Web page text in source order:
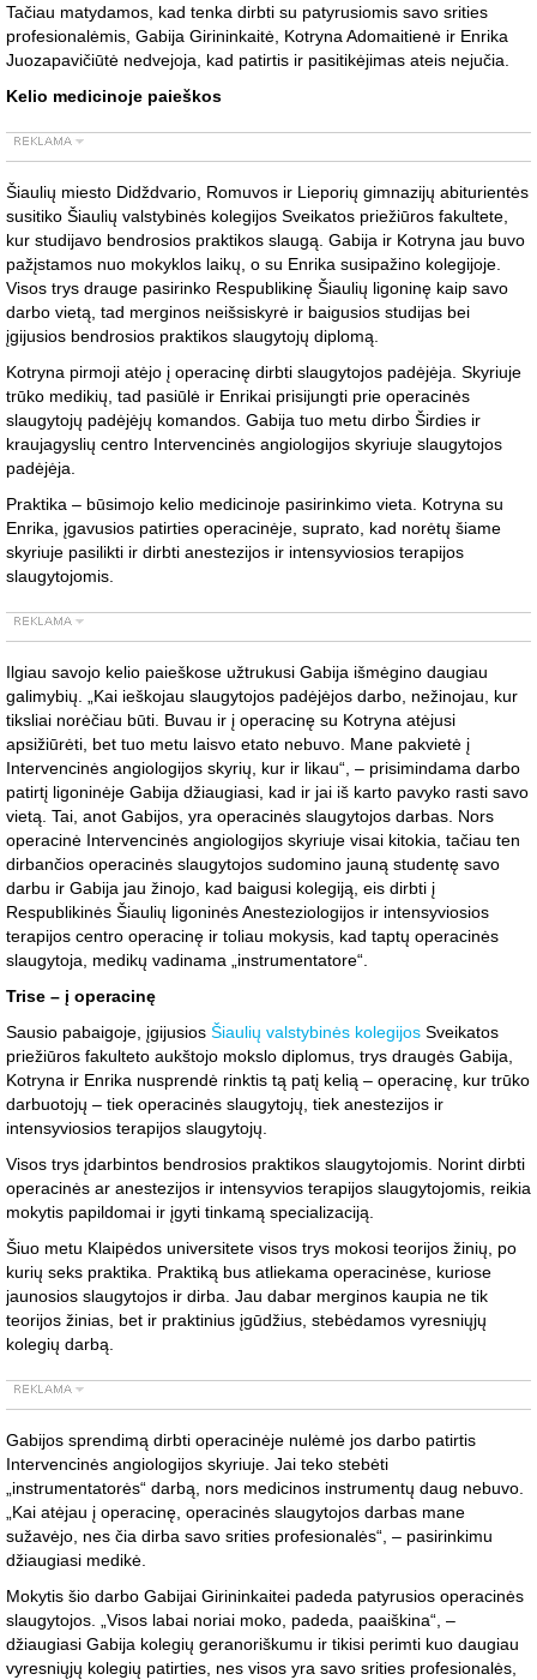
Tačiau matydamos, kad tenka dirbti su patyrusiomis savo srities
profesionalėmis, Gabija Girininkaitė, Kotryna Adomaitienė ir Enrika
Juozapavičiūtė nedvejoja, kad patirtis ir pasitikėjimas ateis nejučia.
Kelio medicinoje paieškos
Šiaulių miesto Didždvario, Romuvos ir Lieporių gimnazijų abiturientės
susitiko Šiaulių valstybinės kolegijos Sveikatos priežiūros fakultete,
kur studijavo bendrosios praktikos slaugą. Gabija ir Kotryna jau buvo
pažįstamos nuo mokyklos laikų, o su Enrika susipažino kolegijoje.
Visos trys drauge pasirinko Respublikinę Šiaulių ligoninę kaip savo
darbo vietą, tad merginos neišsiskyrė ir baigusios studijas bei
įgijusios bendrosios praktikos slaugytojų diplomą.
Kotryna pirmoji atėjo į operacinę dirbti slaugytojos padėjėja. Skyriuje
trūko medikių, tad pasiūlė ir Enrikai prisijungti prie operacinės
slaugytojų padėjėjų komandos. Gabija tuo metu dirbo Širdies ir
kraujagyslių centro Intervencinės angiologijos skyriuje slaugytojos
padėjėja.
Praktika – būsimojo kelio medicinoje pasirinkimo vieta. Kotryna su
Enrika, įgavusios patirties operacinėje, suprato, kad norėtų šiame
skyriuje pasilikti ir dirbti anestezijos ir intensyviosios terapijos
slaugytojomis.
Ilgiau savojo kelio paieškose užtrukusi Gabija išmėgino daugiau
galimybių. „Kai ieškojau slaugytojos padėjėjos darbo, nežinojau, kur
tiksliai norėčiau būti. Buvau ir į operacinę su Kotryna atėjusi
apsižiūrėti, bet tuo metu laisvo etato nebuvo. Mane pakvietė į
Intervencinės angiologijos skyrių, kur ir likau“, – prisimindama darbo
patirtį ligoninėje Gabija džiaugiasi, kad ir jai iš karto pavyko rasti savo
vietą. Tai, anot Gabijos, yra operacinės slaugytojos darbas. Nors
operacinė Intervencinės angiologijos skyriuje visai kitokia, tačiau ten
dirbančios operacinės slaugytojos sudomino jauną studentę savo
darbu ir Gabija jau žinojo, kad baigusi kolegiją, eis dirbti į
Respublikinės Šiaulių ligoninės Anesteziologijos ir intensyviosios
terapijos centro operacinę ir toliau mokysis, kad taptų operacinės
slaugytoja, medikų vadinama „instrumentatore“.
Trise – į operacinę
Sausio pabaigoje, įgijusios Šiaulių valstybinės kolegijos Sveikatos
priežiūros fakulteto aukštojo mokslo diplomus, trys draugės Gabija,
Kotryna ir Enrika nusprendė rinktis tą patį kelią – operacinę, kur trūko
darbuotojų – tiek operacinės slaugytojų, tiek anestezijos ir
intensyviosios terapijos slaugytojų.
Visos trys įdarbintos bendrosios praktikos slaugytojomis. Norint dirbti
operacinės ar anestezijos ir intensyvios terapijos slaugytojomis, reikia
mokytis papildomai ir įgyti tinkamą specializaciją.
Šiuo metu Klaipėdos universitete visos trys mokosi teorijos žinių, po
kurių seks praktika. Praktiką bus atliekama operacinėse, kuriose
jaunosios slaugytojos ir dirba. Jau dabar merginos kaupia ne tik
teorijos žinias, bet ir praktinius įgūdžius, stebėdamos vyresniųjų
kolegių darbą.
Gabijos sprendimą dirbti operacinėje nulėmė jos darbo patirtis
Intervencinės angiologijos skyriuje. Jai teko stebėti
„instrumentatorės“ darbą, nors medicinos instrumentų daug nebuvo.
„Kai atėjau į operacinę, operacinės slaugytojos darbas mane
sužavėjo, nes čia dirba savo srities profesionalės“, – pasirinkimu
džiaugiasi medikė.
Mokytis šio darbo Gabijai Girininkaitei padeda patyrusios operacinės
slaugytojos. „Visos labai noriai moko, padeda, paaiškina“, –
džiaugiasi Gabija kolegių geranoriškumu ir tikisi perimti kuo daugiau
vyresniųjų kolegių patirties, nes visos yra savo srities profesionalės,